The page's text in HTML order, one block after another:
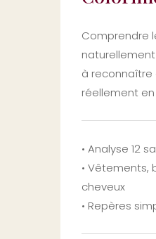
Comprendre
à
réellement en
• Analyse 12
• Vêtements,
cheveux
• Repères